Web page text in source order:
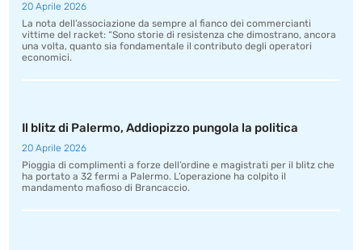
20 Aprile 2026
La nota dell’associazione da sempre al fianco dei commercianti
vittime del racket: “Sono storie di resistenza che dimostrano, ancora
una volta, quanto sia fondamentale il contributo degli operatori
economici.
Il blitz di Palermo, Addiopizzo pungola la politica
20 Aprile 2026
Pioggia di complimenti a forze dell’ordine e magistrati per il blitz che
ha portato a 32 fermi a Palermo. L’operazione ha colpito il
mandamento mafioso di Brancaccio.